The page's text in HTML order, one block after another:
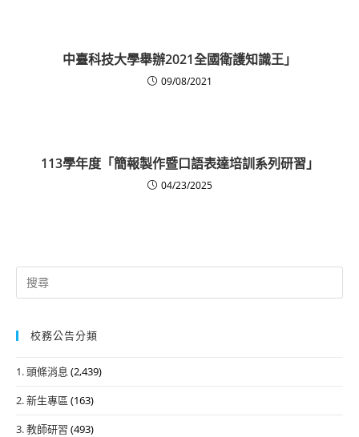
中臺科技大學舉辦2021全國衛護知識王」
09/08/2021
113學年度「簡報製作暨口語表達培訓系列研習」
04/23/2025
Search
for:
校務公告分類
1. 頭條消息 (2,439)
2. 新生專區 (163)
3. 教師研習 (493)